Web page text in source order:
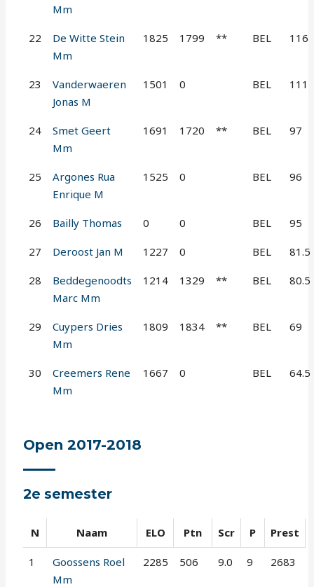
Mm
22
De Witte Stein
Mm
1825 1799 ** BEL 116
23
Vanderwaeren
Jonas M
1501 0 BEL 111
24
Smet Geert
Mm
1691 1720 ** BEL 97
25
Argones Rua
Enrique M
1525 0 BEL 96
26 Bailly Thomas 0 0 BEL 95
27 Deroost Jan M 1227 0 BEL 81.5
28
Beddegenoodts
Marc Mm
1214 1329 ** BEL 80.5
29
Cuypers Dries
Mm
1809 1834 ** BEL 69
30
Creemers Rene
Mm
1667 0 BEL 64.5
Open 2017-2018
2e semester
N Naam ELO Ptn Scr P Prest
1
Goossens Roel
Mm
2285 506 9.0 9 2683